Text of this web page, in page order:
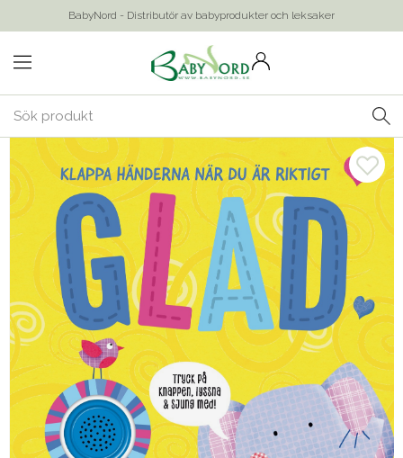
BabyNord - Distributör av babyprodukter och leksaker